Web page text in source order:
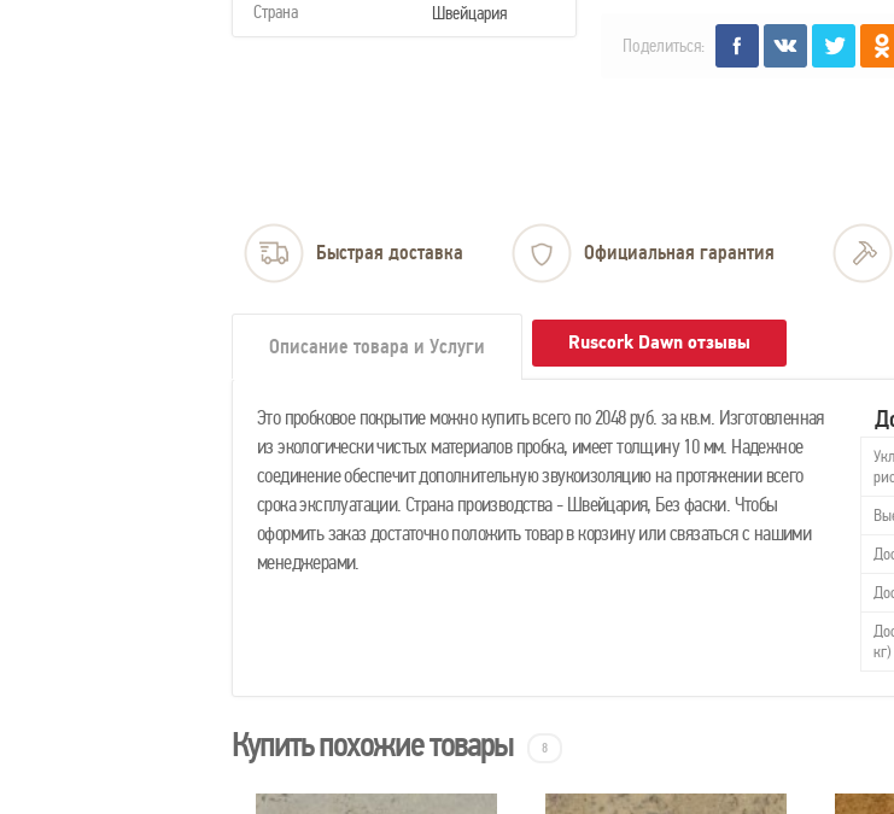
Страна
Швейцария
Поделиться:
Быстрая доставка Официальная гарантия
Описание товара и Услуги Ruscork Dawn отзывы
Это пробковое покрытие можно купить всего по 2048 руб. за кв.м. Изготовленная
из экологически чистых материалов пробка, имеет толщину 10 мм. Надежное
соединение обеспечит дополнительную звукоизоляцию на протяжении всего
срока эксплуатации. Страна производства - Швейцария, Без фаски. Чтобы
оформить заказ достаточно положить товар в корзину или связаться с нашими
менеджерами.
кг)
Купить похожие товары 8